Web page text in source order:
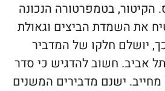
בטמפרטורה הנכונה
הביצים וגאולת
חלקו של המדביר
להדגיש כי סדר
מדבירים המשנים